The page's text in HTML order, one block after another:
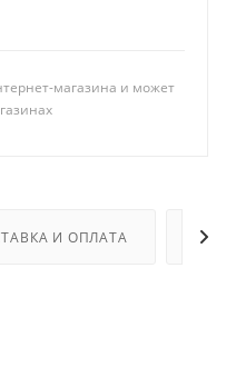
магазина и может
И ОПЛАТА